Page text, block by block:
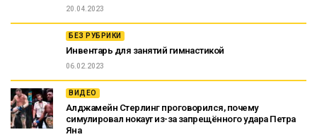
20.04.2023
БЕЗ РУБРИКИ
Инвентарь для занятий гимнастикой
06.02.2023
ВИДЕО
Алджамейн Стерлинг проговорился, почему
симулировал нокаут из-за запрещённого удара Петра
Яна